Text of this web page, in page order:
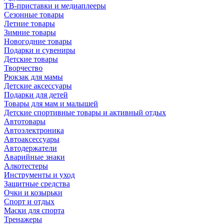
ТВ-приставки и медиаплееры
Сезонные товары
Летние товары
Зимние товары
Новогодние товары
Подарки и сувениры
Детские товары
Творчество
Рюкзак для мамы
Детские аксессуары
Подарки для детей
Товары для мам и малышей
Детские спортивные товары и активный отдых
Автотовары
Автоэлектроника
Автоаксессуары
Автодержатели
Аварийные знаки
Алкотестеры
Инструменты и уход
Защитные средства
Очки и козырьки
Спорт и отдых
Маски для спорта
Тренажеры